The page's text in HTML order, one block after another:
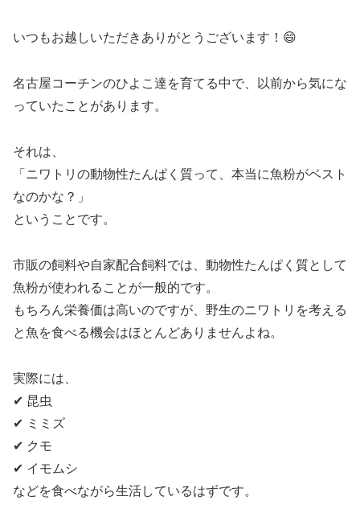
いつもお越しいただきありがとうございます！😄
名古屋コーチンのひよこ達を育てる中で、以前から気にな
っていたことがあります。
それは、
「ニワトリの動物性たんぱく質って、本当に魚粉がベスト
なのかな？」
ということです。
市販の飼料や自家配合飼料では、動物性たんぱく質として
魚粉が使われることが一般的です。
もちろん栄養価は高いのですが、野生のニワトリを考える
と魚を食べる機会はほとんどありませんよね。
実際には、
✔ 昆虫
✔ ミミズ
✔ クモ
✔ イモムシ
などを食べながら生活しているはずです。